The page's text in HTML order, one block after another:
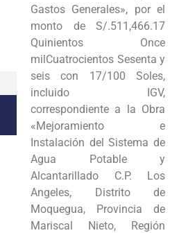
Intranet
Gastos Generales», por el
monto de S/.511,466.17
Quinientos Once
milCuatrocientos Sesenta y
seis con 17/100 Soles,
incluido IGV,
correspondiente a la Obra
«Mejoramiento e
Instalación del Sistema de
Agua Potable y
Alcantarillado C.P. Los
Angeles, Distrito de
Moquegua, Provincia de
Mariscal Nieto, Región